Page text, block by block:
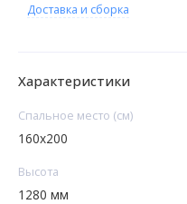
Доставка и сборка
Характеристики
Спальное место (см)
160х200
Высота
1280 мм